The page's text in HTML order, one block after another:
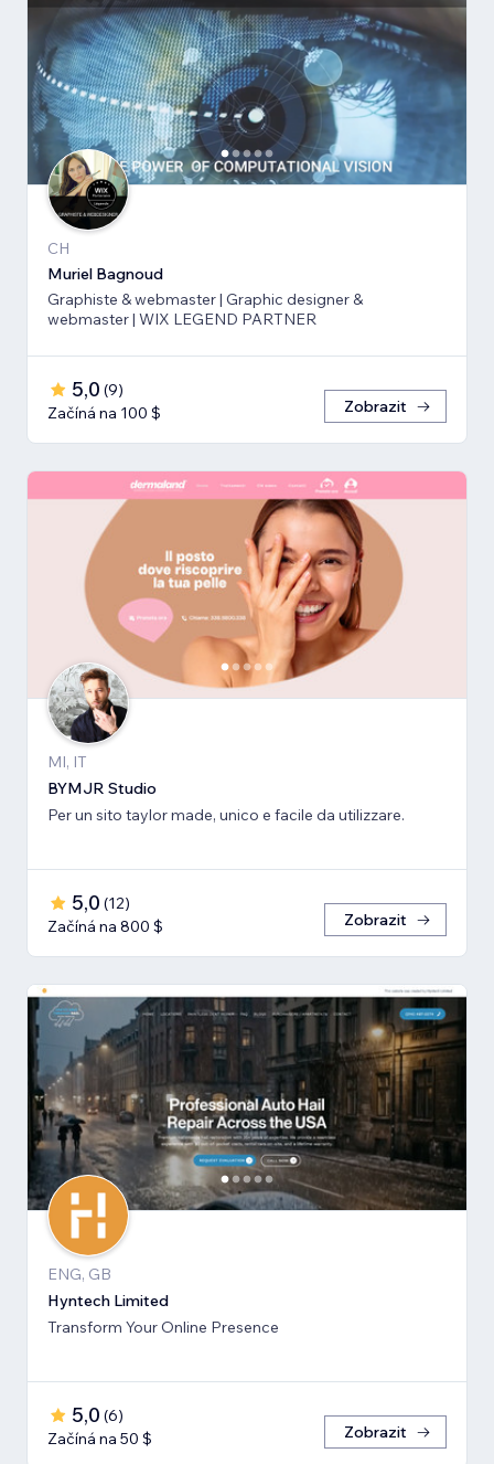
CH
Muriel Bagnoud
Graphiste & webmaster | Graphic designer &
webmaster | WIX LEGEND PARTNER
5,0 (9)
Začíná na 100 $
Zobrazit
MI, IT
BYMJR Studio
Per un sito taylor made, unico e facile da utilizzare.
5,0 (12)
Začíná na 800 $
Zobrazit
ENG, GB
Hyntech Limited
Transform Your Online Presence
5,0 (6)
Začíná na 50 $
Zobrazit